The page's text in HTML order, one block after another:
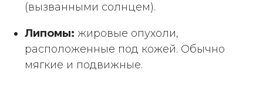
(вызванными солнцем).
Липомы: жировые опухоли,
расположенные под кожей. Обычно
мягкие и подвижные.